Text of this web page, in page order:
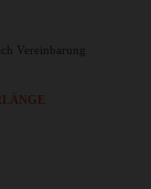
Vereinbarung